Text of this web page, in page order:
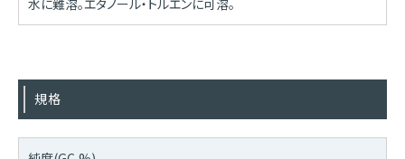
水に難溶。エタノール・トルエンに可溶。
規格